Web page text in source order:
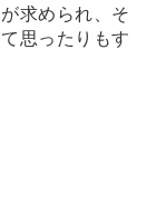
求められ、そ
思ったりもす